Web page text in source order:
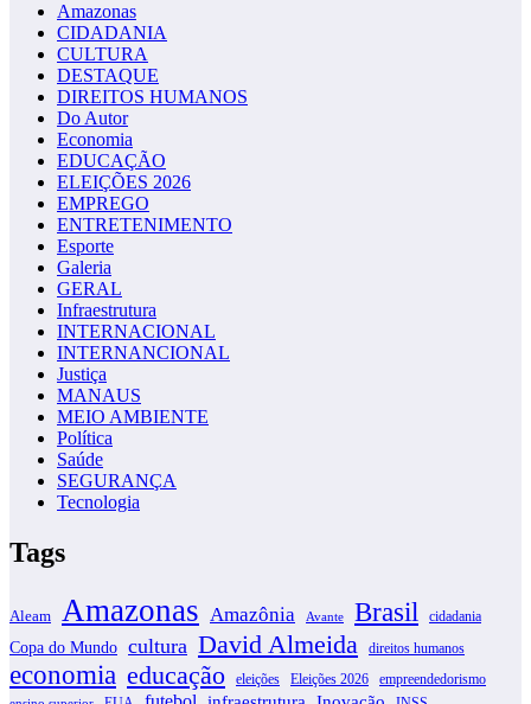
Amazonas
CIDADANIA
CULTURA
DESTAQUE
DIREITOS HUMANOS
Do Autor
Economia
EDUCAÇÃO
ELEIÇÕES 2026
EMPREGO
ENTRETENIMENTO
Esporte
Galeria
GERAL
Infraestrutura
INTERNACIONAL
INTERNANCIONAL
Justiça
MANAUS
MEIO AMBIENTE
Política
Saúde
SEGURANÇA
Tecnologia
Tags
Aleam Amazonas Amazônia Avante Brasil cidadania
Copa do Mundo cultura David Almeida direitos humanos
economia educação eleições Eleições 2026 empreendedorismo